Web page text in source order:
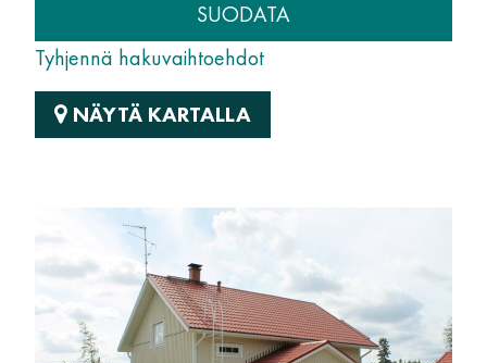
Tyhjennä hakuvaihtoehdot
NÄYTÄ KARTALLA